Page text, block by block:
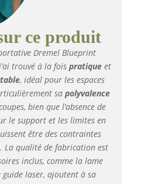
Coupez les matériaux
courants tels que les
plinthes, les
revêtements de sol en
vinyle ou stratifié, les
décorations murales et
bien plus encore. Des
coupes claires avec la
ligne laser : visualisez
vos coupes en temps
réel avec notre guide
de ligne laser intégré
pour obtenir des
résultats précis à
ce produit
Dremel Blueprint
trouvé à la fois pratiqueet
, idéal pour les espaces
sa polyvalence
bien que l’absence de
le support et les limites en
être des contraintes
La qualité de fabrication est
inclus, comme la lame
laser, ajoutent à sa